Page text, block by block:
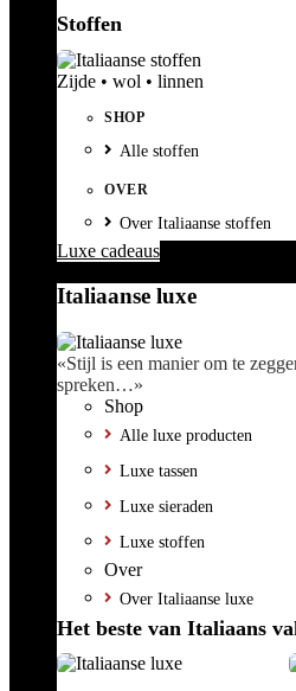
Stoffen
Zijde • wol • linnen
SHOP
Alle stoffen
OVER
Over Italiaanse stoffen
Luxe cadeaus
Italiaanse luxe
«Stijl is een manier om te
spreken…»
Shop
Alle luxe producten
Luxe tassen
Luxe sieraden
Luxe stoffen
Over
Over Italiaanse luxe
Het beste van Italiaans